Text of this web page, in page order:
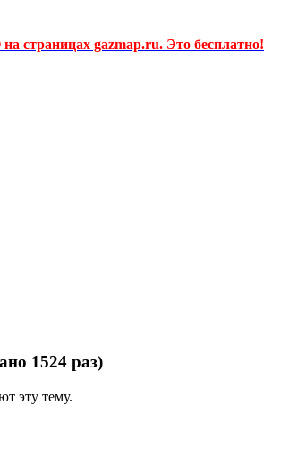
страницах gazmap.ru. Это бесплатно!
1524 раз)
эту тему.